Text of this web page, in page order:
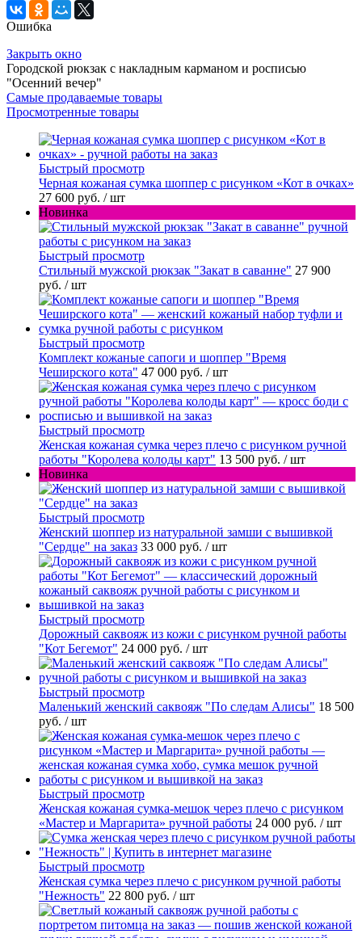
Ошибка
Закрыть окно
Городской рюкзак с накладным карманом и росписью
"Осенний вечер"
Самые продаваемые товары
Просмотренные товары
Быстрый просмотр
Черная кожаная сумка шоппер с рисунком «Кот в очках»
27 600 руб. / шт
Новинка
Быстрый просмотр
Стильный мужской рюкзак "Закат в саванне" 27 900
руб. / шт
Быстрый просмотр
Комплект кожаные сапоги и шоппер "Время
Чеширского кота" 47 000 руб. / шт
Быстрый просмотр
Женская кожаная сумка через плечо с рисунком ручной
работы "Королева колоды карт" 13 500 руб. / шт
Новинка
Быстрый просмотр
Женский шоппер из натуральной замши с вышивкой
"Сердце" на заказ 33 000 руб. / шт
Быстрый просмотр
Дорожный саквояж из кожи с рисунком ручной работы
"Кот Бегемот" 24 000 руб. / шт
Быстрый просмотр
Маленький женский саквояж "По следам Алисы" 18 500
руб. / шт
Быстрый просмотр
Женская кожаная сумка-мешок через плечо с рисунком
«Мастер и Маргарита» ручной работы 24 000 руб. / шт
Быстрый просмотр
Женская сумка через плечо с рисунком ручной работы
"Нежность" 22 800 руб. / шт